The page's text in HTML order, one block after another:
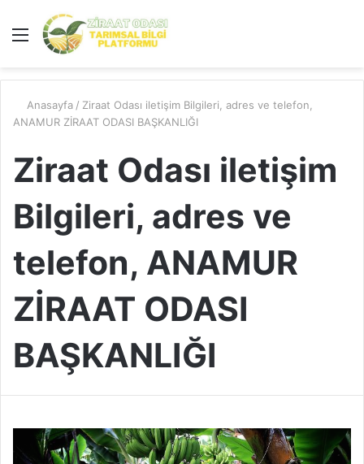
Menü
...
Anasayfa / Ziraat Odası iletişim Bilgileri, adres ve telefon,
ANAMUR ZİRAAT ODASI BAŞKANLIĞI
Ziraat Odası iletişim
Bilgileri, adres ve
telefon, ANAMUR
ZİRAAT ODASI
BAŞKANLIĞI